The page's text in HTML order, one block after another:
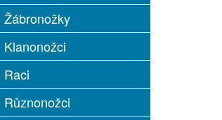
Žábronožky
Klanonožci
Raci
Různonožci